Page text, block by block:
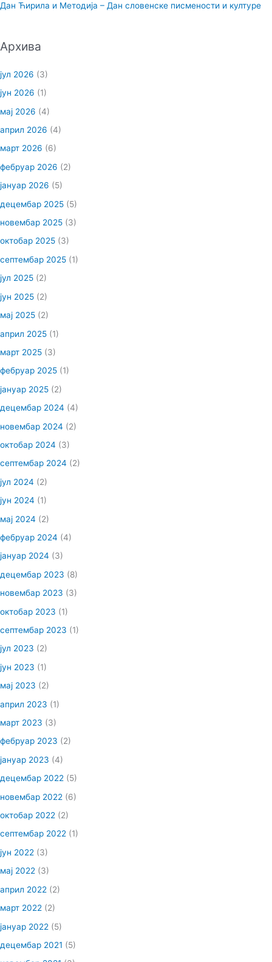
:Дан Ћирила и Методија – Дан словенске писмености и културе
Архива
јул 2026 (3)
јун 2026 (1)
мај 2026 (4)
април 2026 (4)
март 2026 (6)
фебруар 2026 (2)
јануар 2026 (5)
децембар 2025 (5)
новембар 2025 (3)
октобар 2025 (3)
септембар 2025 (1)
јул 2025 (2)
јун 2025 (2)
мај 2025 (2)
април 2025 (1)
март 2025 (3)
фебруар 2025 (1)
јануар 2025 (2)
децембар 2024 (4)
новембар 2024 (2)
октобар 2024 (3)
септембар 2024 (2)
јул 2024 (2)
јун 2024 (1)
мај 2024 (2)
фебруар 2024 (4)
јануар 2024 (3)
децембар 2023 (8)
новембар 2023 (3)
октобар 2023 (1)
септембар 2023 (1)
јул 2023 (2)
јун 2023 (1)
мај 2023 (2)
април 2023 (1)
март 2023 (3)
фебруар 2023 (2)
јануар 2023 (4)
децембар 2022 (5)
новембар 2022 (6)
октобар 2022 (2)
септембар 2022 (1)
јун 2022 (3)
мај 2022 (3)
април 2022 (2)
март 2022 (2)
јануар 2022 (5)
децембар 2021 (5)